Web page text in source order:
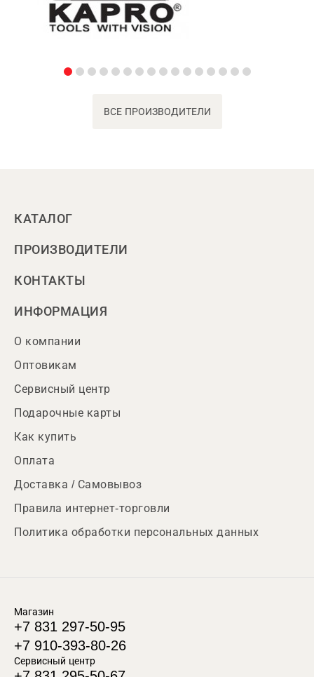
ВСЕ ПРОИЗВОДИТЕЛИ
КАТАЛОГ
ПРОИЗВОДИТЕЛИ
КОНТАКТЫ
ИНФОРМАЦИЯ
О компании
Оптовикам
Сервисный центр
Подарочные карты
Как купить
Оплата
Доставка / Самовывоз
Правила интернет-торговли
Политика обработки персональных данных
Магазин
+7 831 297-50-95
+7 910-393-80-26
Сервисный центр